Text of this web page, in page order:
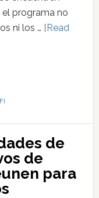
programa no
ni los … [Read
de
de
para